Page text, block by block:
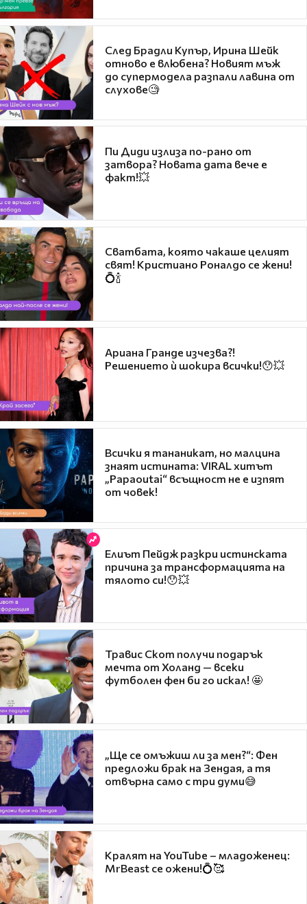
След Брадли Купър, Ирина Шейк
отново е влюбена? Новият мъж
до супермодела разпали лавина от
слухове🧐
Пи Диди излиза по-рано от
затвора? Новата дата вече е
факт!💥
Сватбата, която чакаше целият
свят! Кристиано Роналдо се жени!
💍🍾
Ариана Гранде изчезва?!
Решението ѝ шокира всички!😯💥
Всички я тананикат, но малцина
знаят истината: VIRAL хитът
„Papaoutai“ всъщност не е изпят
от човек!
Елиът Пейдж разкри истинската
причина за трансформацията на
тялото си!😯💥
Травис Скот получи подарък
мечта от Холанд — всеки
футболен фен би го искал! 🤩
„Ще се омъжиш ли за мен?“: Фен
предложи брак на Зендая, а тя
отвърна само с три думи😅
Кралят на YouTube – младоженец:
MrBeast се ожени!💍🥰